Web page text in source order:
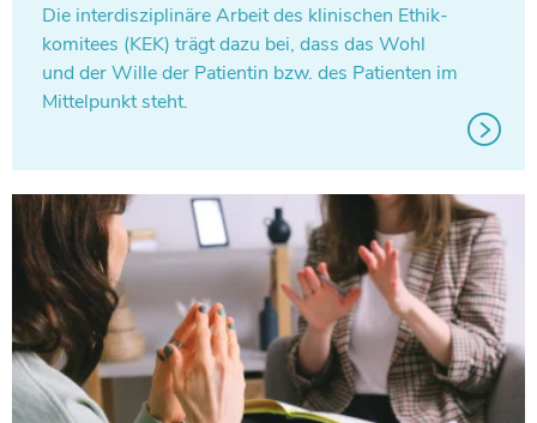
Die inter­dis­zi­pli­näre Arbeit des kli­ni­schen Ethik­
ko­mi­tees (KEK) trägt dazu bei, dass das Wohl
und der Wille der Pati­en­tin bzw. des Pati­en­ten im
Mit­tel­punkt steht.